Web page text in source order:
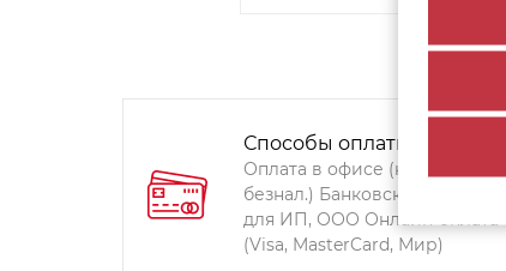
Способы оплаты:
Оплата в офисе (наличными,
безнал.) Банковский перевод
для ИП, ООО Онлайн-оплата
(Visa, MasterCard, Мир)